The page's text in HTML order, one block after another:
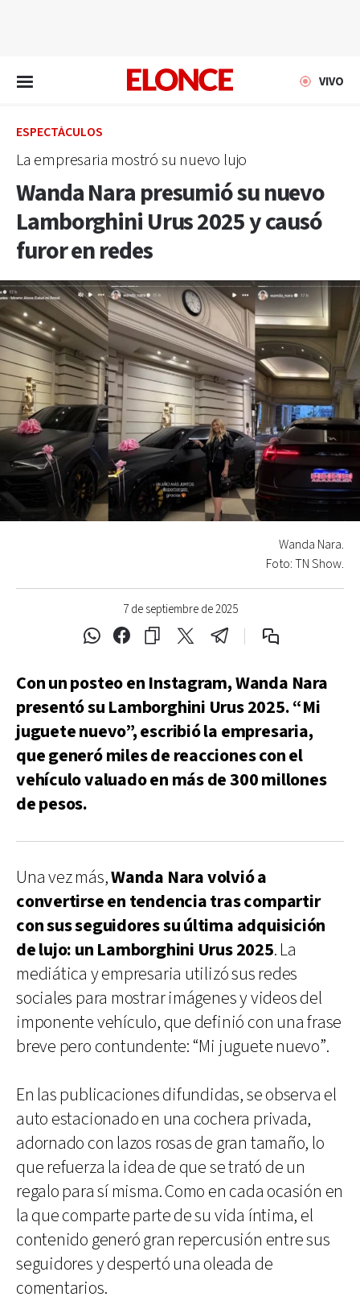
VIVO
ESPECTÁCULOS
La empresaria mostró su nuevo lujo
Wanda Nara presumió su nuevo
Lamborghini Urus 2025 y causó
furor en redes
7 de septiembre de 2025
Wanda Nara.
Foto: TN Show.
Con un posteo en Instagram, Wanda Nara
presentó su Lamborghini Urus 2025. “Mi
juguete nuevo”, escribió la empresaria,
que generó miles de reacciones con el
vehículo valuado en más de 300 millones
de pesos.
Una vez más,Wanda Naravolvió a
convertirse en tendencia tras compartir
con sus seguidores su última adquisición
de lujo: un Lamborghini Urus 2025. La
mediática y empresaria utilizó sus redes
sociales para mostrar imágenes y videos del
imponente vehículo, que definió con una frase
breve pero contundente: “Mi juguete nuevo”.
En las publicaciones difundidas, se observa el
auto estacionado en una cochera privada,
adornado con lazos rosas de gran tamaño, lo
que refuerza la idea de que se trató de un
regalo para sí misma. Como en cada ocasión en
la que comparte parte de su vida íntima, el
contenido generó gran repercusión entre sus
seguidores y despertó una oleada de
comentarios.